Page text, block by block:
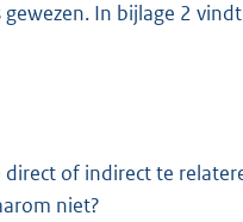
In bijlage 2
of indirect te
niet?